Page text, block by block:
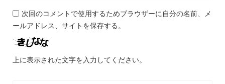
次回のコメントで使用するためブラウザーに自分の名前、メ
ールアドレス、サイトを保存する。
上に表示された文字を入力してください。